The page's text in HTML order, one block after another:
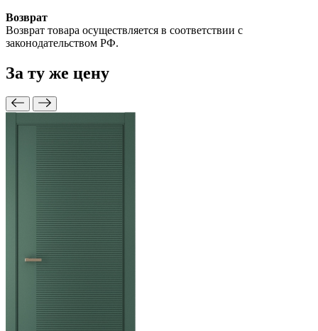
Возврат
Возврат товара осуществляется в соответствии с
законодательством РФ.
За ту же цену